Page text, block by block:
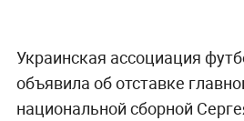
Украинская ассоциация
объявила об отставке
национальной сборной